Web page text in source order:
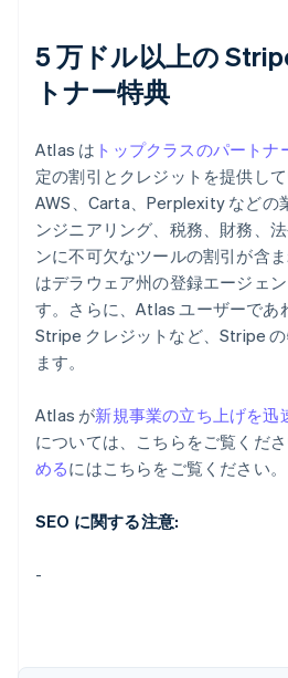
5 万ドル以上の
トナー特典
Atlas は トップクラスのパートナ
定の割引とクレジットを提供して
AWS、Carta、Perplexity などの
ンジニアリング、税務、財務、
ンに不可欠なツールの割引が含
はデラウェア州の登録エージェ
す。さらに、Atlas ユーザーで
Stripe クレジットなど、Stripe
ます。
Atlas が新規事業の立ち上げを迅
については、こちらをご覧くだ
めるにはこちらをご覧ください。
SEO に関する注意:
-
アイルランド
アメリカ